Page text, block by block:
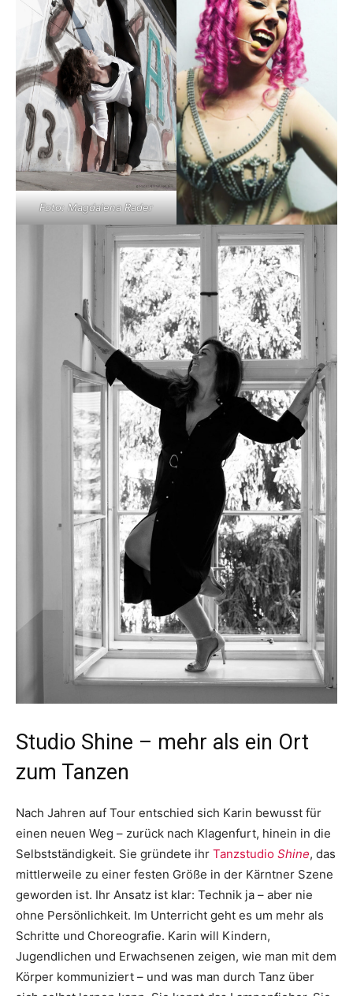
Foto: Magdalena Rader
Studio Shine – mehr als ein Ort
zum Tanzen
Nach Jahren auf Tour entschied sich Karin bewusst für
einen neuen Weg – zurück nach Klagenfurt, hinein in die
Selbstständigkeit. Sie gründete ihr Tanzstudio Shine, das
mittlerweile zu einer festen Größe in der Kärntner Szene
geworden ist. Ihr Ansatz ist klar: Technik ja – aber nie
ohne Persönlichkeit. Im Unterricht geht es um mehr als
Schritte und Choreografie. Karin will Kindern,
Jugendlichen und Erwachsenen zeigen, wie man mit dem
Körper kommuniziert – und was man durch Tanz über